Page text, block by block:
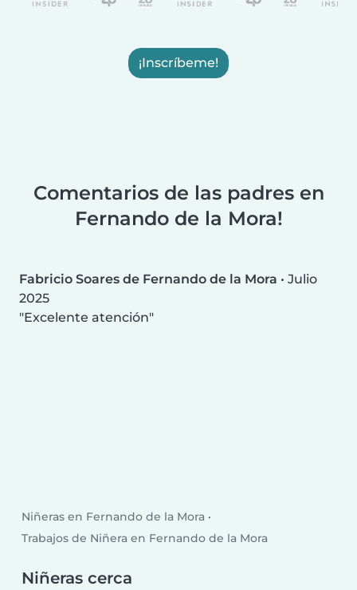
¡Inscríbeme!
Comentarios de las padres en
Fernando de la Mora!
Fabricio Soares de Fernando de la Mora • Julio
2025
Excelente atención
Niñeras en Fernando de la Mora
Trabajos de Niñera en Fernando de la Mora
Niñeras cerca